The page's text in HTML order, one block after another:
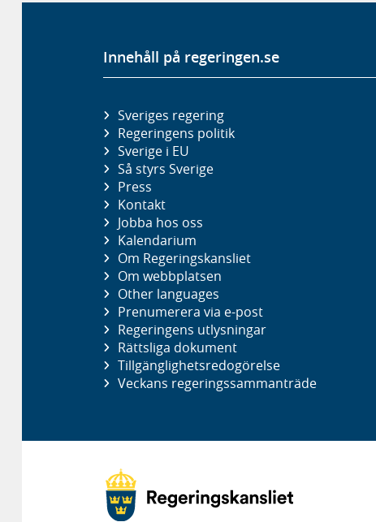
Innehåll på regeringen.se
Sveriges regering
Regeringens politik
Sverige i EU
Så styrs Sverige
Press
Kontakt
Jobba hos oss
Kalendarium
Om Regeringskansliet
Om webbplatsen
Other languages
Prenumerera via e-post
Regeringens utlysningar
Rättsliga dokument
Tillgänglighetsredogörelse
Veckans regeringssammanträde